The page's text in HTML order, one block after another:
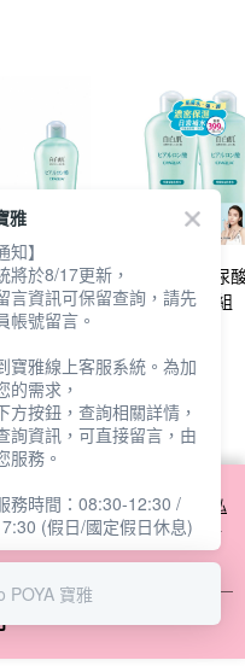
玻尿酸化粧
自白肌特濃玻尿
水250ml-二入組
cookie 方式之詳情，及若您不希
設定，請參閱本網站「
隱私
表示您同意本公司得按本網站使
雅
知】
將於8/17更新，
言資訊可保留查詢，請先
帳號留言。
寶雅線上客服系統。為加
的需求，
方按鈕，查詢相關詳情，
詢資訊，可直接留言，由
服務。
務時間：08:30-12:30 /
(假日/國定假日休息)
POYA 寶雅